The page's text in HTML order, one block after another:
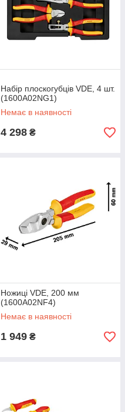
Набір плоскогубців VDE, 4 шт.
(1600A02NG1)
Немає в наявності
4 298 ₴
Ножиці VDE, 200 мм
(1600A02NF4)
Немає в наявності
1 949 ₴